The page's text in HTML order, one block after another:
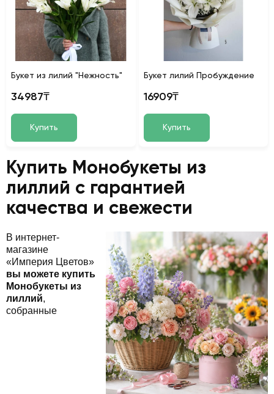
Букет из лилий "Нежность"
34987₸
Купить
Букет лилий Пробуждение
16909₸
Купить
Купить Монобукеты из
лиллий с гарантией
качества и свежести
В интернет-
магазине
«Империя Цветов»
вы можете купить
Монобукеты из
лиллий,
собранные